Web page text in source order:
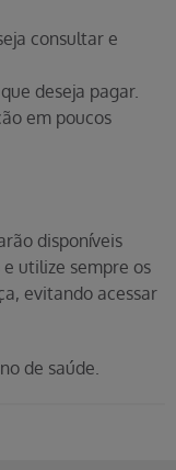
consultar e
deseja pagar.
em poucos
disponíveis
utilize sempre os
evitando acessar
de saúde.